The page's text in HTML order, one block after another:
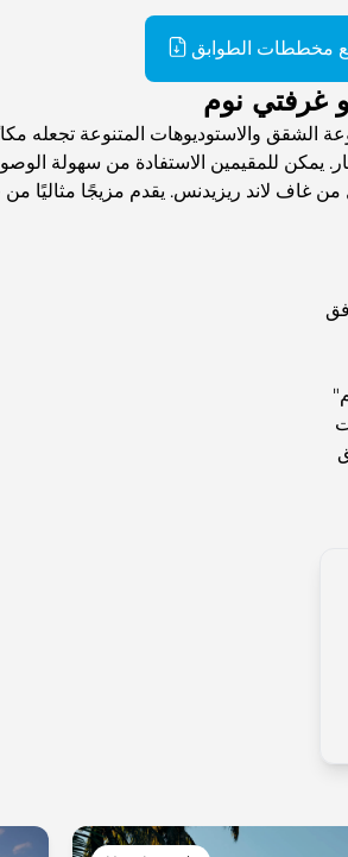
مخططات الطوابق
غرفتي نوم
والاستوديوهات المتنوعة تجعله
يمكن للمقيمين الاستفادة من سهولة
غاف لاند ريزيدنس. يقدم مزيجًا مثاليًا من